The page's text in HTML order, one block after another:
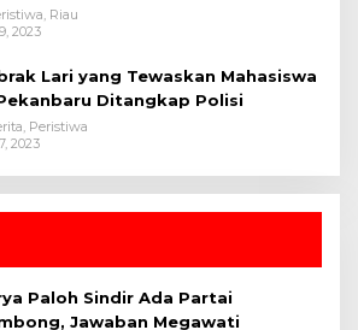
Polres Kuansing
Riau
2023
Lari yang Tewaskan Mahasiswa
Ditangkap Polisi
Peristiwa
2023
Paloh Sindir Ada Partai
Jawaban Megawati